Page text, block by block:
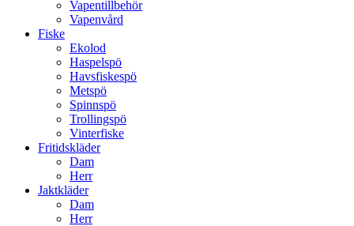
Vapentillbehör
Vapenvård
Fiske
Ekolod
Haspelspö
Havsfiskespö
Metspö
Spinnspö
Trollingspö
Vinterfiske
Fritidskläder
Dam
Herr
Jaktkläder
Dam
Herr